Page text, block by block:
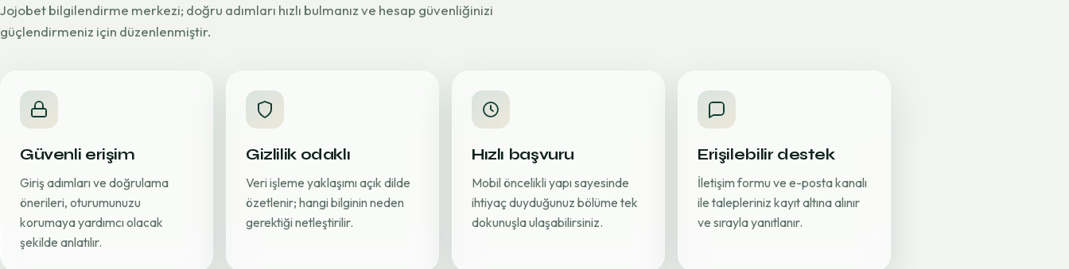
Jojobet bilgilendirme merkezi; doğru adımları hızlı bulmanız ve hesap güvenliğinizi
güçlendirmeniz için düzenlenmiştir.
Güvenli erişim
Giriş adımları ve doğrulama
önerileri, oturumunuzu
korumaya yardımcı olacak
şekilde anlatılır.
Gizlilik odaklı
Veri işleme yaklaşımı açık dilde
özetlenir; hangi bilginin neden
gerektiği netleştirilir.
Hızlı başvuru
Mobil öncelikli yapı sayesinde
ihtiyaç duyduğunuz bölüme tek
dokunuşla ulaşabilirsiniz.
Erişilebilir destek
İletişim formu ve e-posta kanalı
ile talepleriniz kayıt altına alınır
ve sırayla yanıtlanır.